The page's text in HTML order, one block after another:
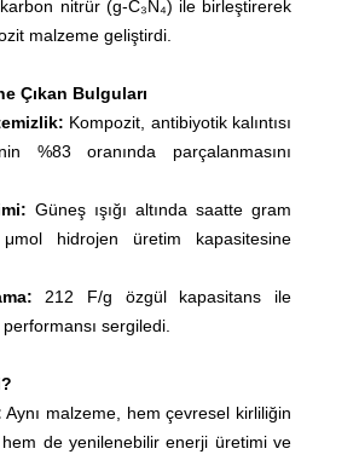
nitrür (g-C₃N₄) ile birleştirerek
malzeme geliştirdi.
Çıkan Bulguları
Kompozit, antibiyotik kalıntısı
%83 oranında parçalanmasını
Güneş ışığı altında saatte gram
hidrojen üretim kapasitesine
212 F/g özgül kapasitans ile
sergiledi.
Aynı malzeme, hem çevresel kirliliğin
de yenilenebilir enerji üretimi ve